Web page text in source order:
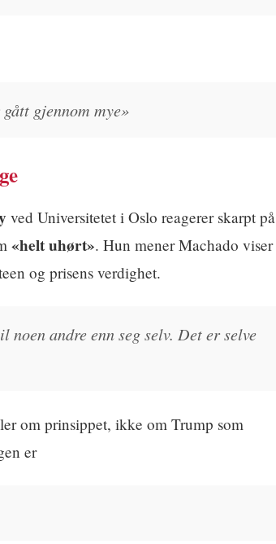
gjennom mye»
ved Universitetet i Oslo reagerer skarpt på
«helt uhørt». Hun mener Machado viser
og prisens verdighet.
andre enn seg selv. Det er selve
om prinsippet, ikke om Trump som
er